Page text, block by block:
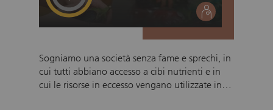
social
Sogniamo una società senza fame e sprechi, in
cui tutti abbiano accesso a cibi nutrienti e in
cui le risorse in eccesso vengano utilizzate in